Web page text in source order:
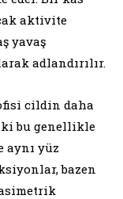
aktivite
yavaş
adlandırılır.
cildin daha
bu genellikle
aynı yüz
bazen